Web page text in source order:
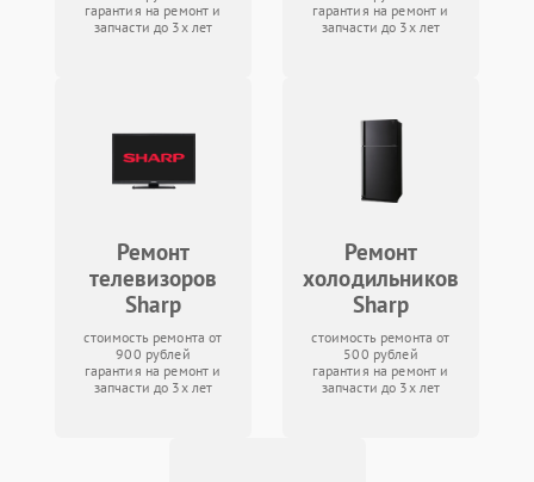
гарантия на ремонт и
запчасти до 3х лет
гарантия на ремонт и
запчасти до 3х лет
Ремонт
телевизоров
Sharp
стоимость ремонта от
900 рублей
гарантия на ремонт и
запчасти до 3х лет
Ремонт
холодильников
Sharp
стоимость ремонта от
500 рублей
гарантия на ремонт и
запчасти до 3х лет